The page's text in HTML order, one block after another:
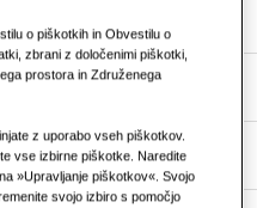
in kako
o piškotkih in Obvestilu o
zbrani z določenimi piškotki,
prostora in Združenega
z uporabo vseh piškotkov.
vse izbirne piškotke. Naredite
»Upravljanje piškotkov«. Svojo
svojo izbiro s pomočjo